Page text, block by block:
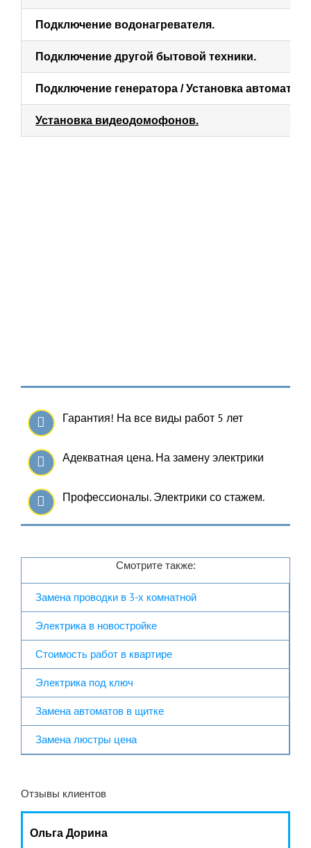
Подключение водонагревателя.
Подключение другой бытовой техники.
Подключение генератора / Установка
Установка видеодомофонов.
Гарантия! На все виды работ 5 лет
Адекватная цена. На замену электрики
Профессионалы. Электрики со стажем.
Смотрите также:
Замена проводки в 3-х комнатной
Электрика в новостройке
Стоимость работ в квартире
Электрика под ключ
Замена автоматов в щитке
Замена люстры цена
Отзывы клиентов
Ольга Дорина